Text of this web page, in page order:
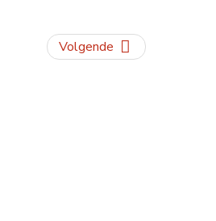
Volgende